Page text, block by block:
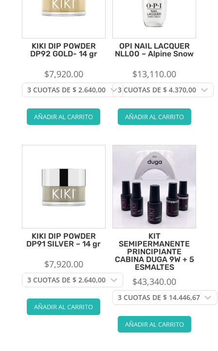
KIKI DIP POWDER
DP92 GOLD- 14 gr
$7,920.00
AÑADIR AL CARRITO
OPI NAIL LACQUER
NLL00 – Alpine Snow
$13,110.00
AÑADIR AL CARRITO
KIKI DIP POWDER
DP91 SILVER – 14 gr
$7,920.00
AÑADIR AL CARRITO
KIT
SEMIPERMANENTE
PRINCIPIANTE
CABINA DUGA 9W + 5
ESMALTES
$43,340.00
AÑADIR AL CARRITO